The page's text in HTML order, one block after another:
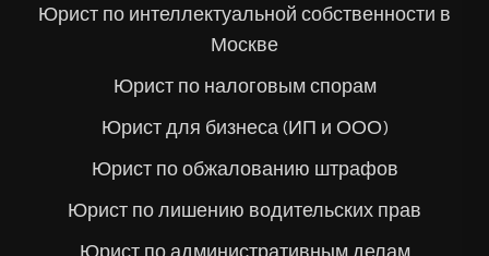
Юрист по интеллектуальной собственности в
Москве
Юрист по налоговым спорам
Юрист для бизнеса (ИП и ООО)
Юрист по обжалованию штрафов
Юрист по лишению водительских прав
Юрист по административным делам